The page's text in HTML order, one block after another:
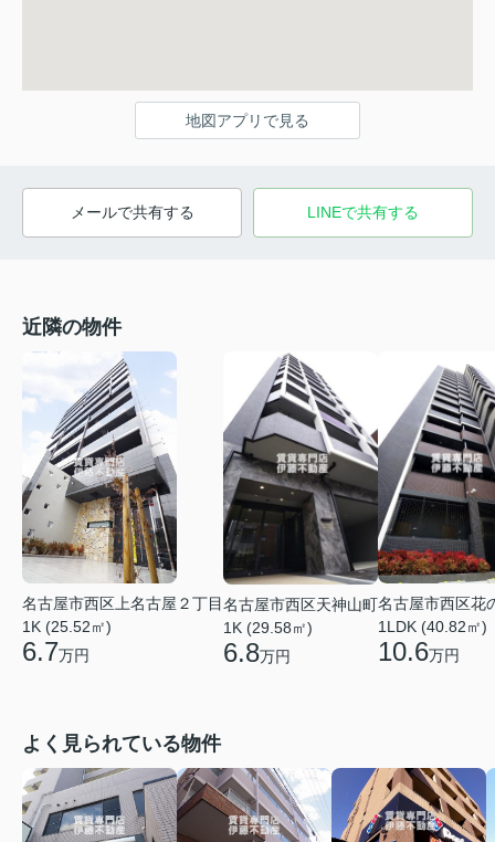
地図アプリで見る
メールで共有する LINEで共有する
近隣の物件
名古屋市西区上名古屋２丁目
1K (25.52㎡)
6.7万円
名古屋市西区天神山町
1K (29.58㎡)
6.8万円
名古屋市西区花
1LDK (40.82㎡)
10.6万円
よく見られている物件